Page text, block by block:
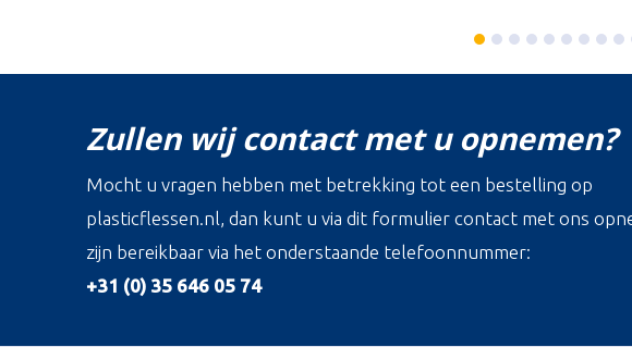
Zullen wij contact met u opnemen?
Mocht u vragen hebben met betrekking tot een bestelling op
plasticflessen.nl, dan kunt u via dit formulier contact met ons
zijn bereikbaar via het onderstaande telefoonnummer:
+31 (0) 35 646 05 74